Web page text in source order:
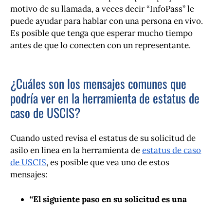
motivo de su llamada, a veces decir “InfoPass” le
puede ayudar para hablar con una persona en vivo.
Es posible que tenga que esperar mucho tiempo
antes de que lo conecten con un representante.
¿Cuáles son los mensajes comunes que
podría ver en la herramienta de estatus de
caso de USCIS?
Cuando usted revisa el estatus de su solicitud de
asilo en línea en la herramienta deestatus de caso
de USCIS, es posible que vea uno de estos
mensajes:
“El siguiente paso en su solicitud es una